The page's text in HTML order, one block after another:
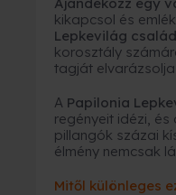
kikapcsol és
Lepkevilág
korosztály
tagját
A Papilonia
regényeit idézi,
pillangók százai
élmény nemcsak
Mitől különleges